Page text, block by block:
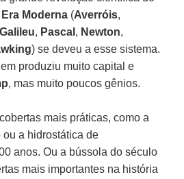
Era Moderna (Averróis,
Galileu, Pascal , Newton,
) se deveu a esse sistema.
produziu muito capital e
, mas muito poucos gênios.
mais práticas, como a
a hidrostática de
anos. Ou a bússola do século
mais importantes na história